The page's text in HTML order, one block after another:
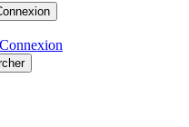
Connexion